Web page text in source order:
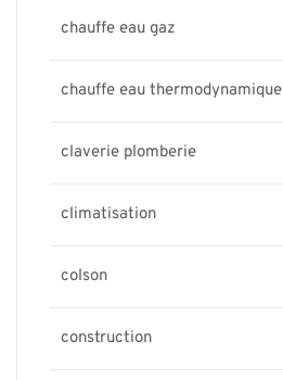
chauffe eau gaz
chauffe eau thermodynamique
claverie plomberie
climatisation
colson
construction